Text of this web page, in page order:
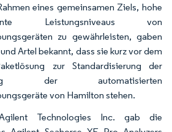
eines gemeinsamen Ziels, hohe
Leistungsniveaus von
zu gewährleisten, gaben
Artel bekannt, dass sie kurz vor dem
zur Standardisierung der
der automatisierten
von Hamilton stehen.
Technologies Inc. gab die